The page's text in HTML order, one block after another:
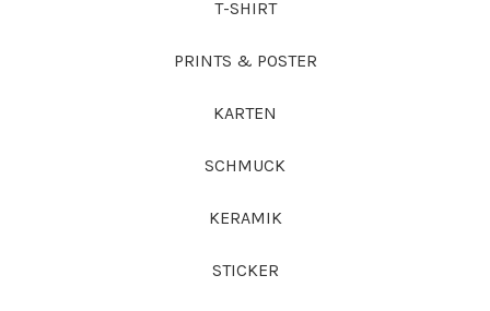
T-SHIRT
PRINTS & POSTER
KARTEN
SCHMUCK
KERAMIK
STICKER